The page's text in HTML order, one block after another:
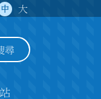
中 大
尋